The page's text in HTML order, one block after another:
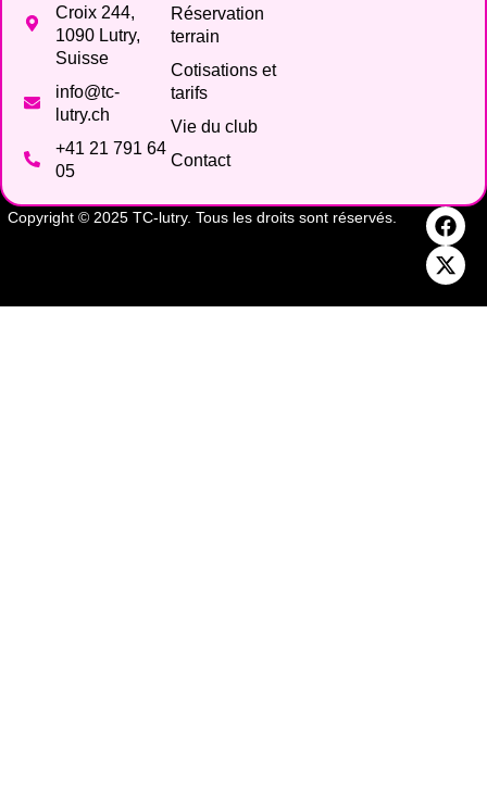
Croix 244,
1090 Lutry,
Suisse
info@tc-
lutry.ch
+41 21 791 64
05
Réservation
terrain
Cotisations et
tarifs
Vie du club
Contact
Copyright © 2025 TC-lutry. Tous les droits sont réservés.